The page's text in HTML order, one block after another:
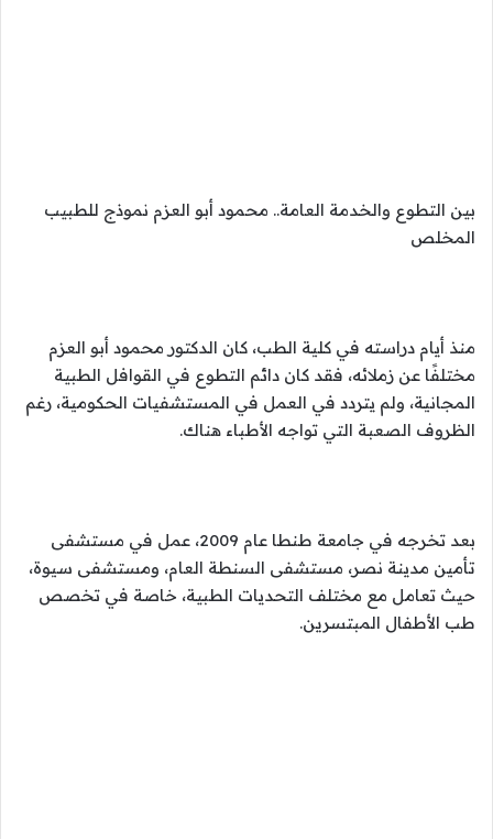
بين التطوع والخدمة العامة.. محمود أبو العزم نموذج للطبيب
المخلص
منذ أيام دراسته في كلية الطب، كان الدكتور محمود أبو العزم
مختلفًا عن زملائه، فقد كان دائم التطوع في القوافل الطبية
المجانية، ولم يتردد في العمل في المستشفيات الحكومية، رغم
الظروف الصعبة التي تواجه الأطباء هناك.
بعد تخرجه في جامعة طنطا عام 2009، عمل في مستشفى
تأمين مدينة نصر، مستشفى السنطة العام، ومستشفى سيوة،
حيث تعامل مع مختلف التحديات الطبية، خاصة في تخصص
طب الأطفال المبتسرين.